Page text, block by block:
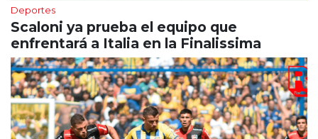
Deportes
Scaloni ya prueba el equipo que
enfrentará a Italia en la Finalissima